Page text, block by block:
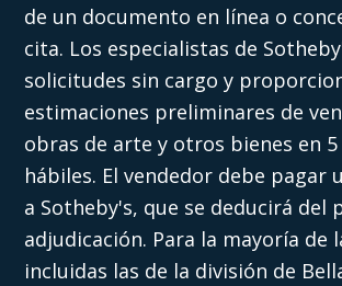
de un documento en línea o
cita. Los especialistas de
solicitudes sin cargo y
estimaciones preliminares de
obras de arte y otros bienes en 5
hábiles. El vendedor debe pagar
a Sotheby's, que se deducirá del
adjudicación. Para la mayoría de
incluidas las de la división de